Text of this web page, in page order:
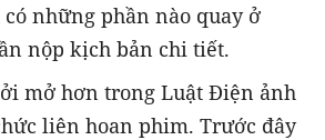
những phần nào quay ở
nộp kịch bản chi tiết.
mở hơn trong Luật Điện ảnh
liên hoan phim. Trước đây